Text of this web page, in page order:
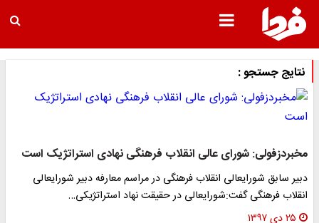
نتایج جستجو :
مخبردزفولی: شورای عالی انقلاب فرهنگی نهادی استراتژیک است
دبیر سابق شورایعالی انقلاب فرهنگی در مراسم معارفه دبیر شورایعالی
انقلاب فرهنگی گفت:شورایعالی در حقیقت نهاد استراتژیکی…
۲۵ دی ۱۳۹۷